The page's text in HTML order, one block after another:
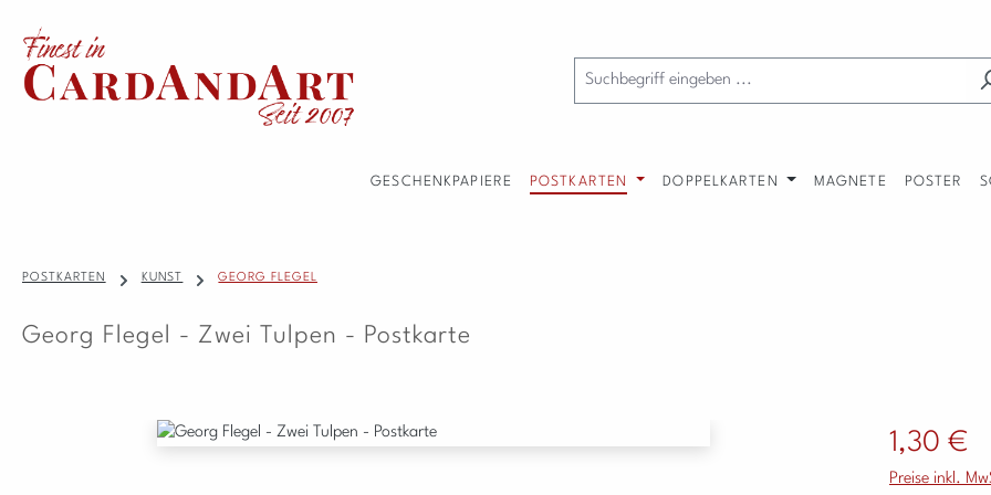
Hauptinhalt springen
Zur Suche springen
Zur Hauptnavigation springen
GESCHENKPAPIERE POSTKARTEN DOPPELKARTEN MAGNETE POSTER
POSTKARTEN KUNST GEORG FLEGEL
Georg Flegel - Zwei Tulpen - Postkarte
Bildergalerie überspringen Regulärer Preis:
1,30 €
Preise inkl.